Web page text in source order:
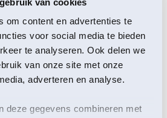
om content en advertenties te
voor social media te bieden
te analyseren. Ook delen we
van onze site met onze
adverteren en analyse.
deze gegevens combineren met
– NPO start